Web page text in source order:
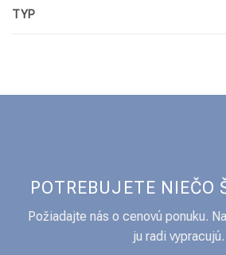
TYP
POTREBUJETE NIEČO
Požiadajte nás o cenovú ponuku.
ju radi vypracujú.